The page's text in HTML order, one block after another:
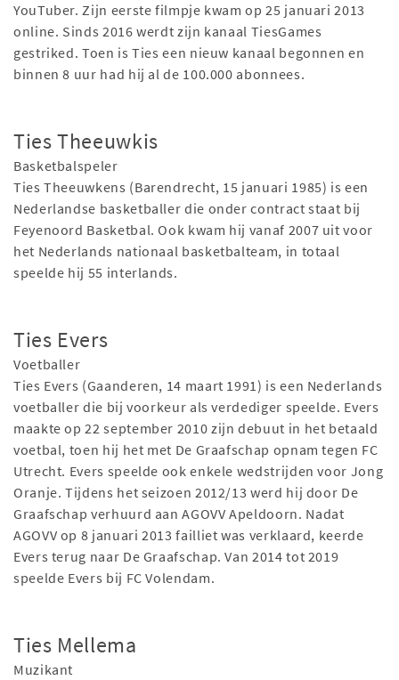
YouTuber. Zijn eerste filmpje kwam op 25 januari 2013
online. Sinds 2016 werdt zijn kanaal TiesGames
gestriked. Toen is Ties een nieuw kanaal begonnen en
binnen 8 uur had hij al de 100.000 abonnees.
Ties Theeuwkis
Basketbalspeler
Ties Theeuwkens (Barendrecht, 15 januari 1985) is een
Nederlandse basketballer die onder contract staat bij
Feyenoord Basketbal. Ook kwam hij vanaf 2007 uit voor
het Nederlands nationaal basketbalteam, in totaal
speelde hij 55 interlands.
Ties Evers
Voetballer
Ties Evers (Gaanderen, 14 maart 1991) is een Nederlands
voetballer die bij voorkeur als verdediger speelde. Evers
maakte op 22 september 2010 zijn debuut in het betaald
voetbal, toen hij het met De Graafschap opnam tegen FC
Utrecht. Evers speelde ook enkele wedstrijden voor Jong
Oranje. Tijdens het seizoen 2012/13 werd hij door De
Graafschap verhuurd aan AGOVV Apeldoorn. Nadat
AGOVV op 8 januari 2013 failliet was verklaard, keerde
Evers terug naar De Graafschap. Van 2014 tot 2019
speelde Evers bij FC Volendam.
Ties Mellema
Muzikant